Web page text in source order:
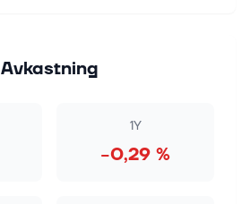
Avkastning
1Y
−0,29 %